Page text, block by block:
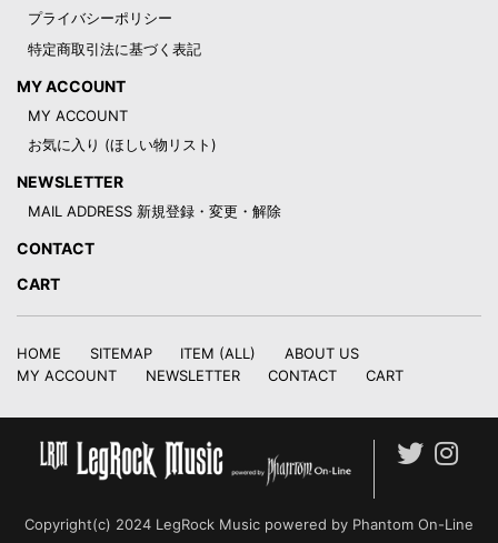
プライバシーポリシー
特定商取引法に基づく表記
MY ACCOUNT
MY ACCOUNT
お気に入り (ほしい物リスト)
NEWSLETTER
MAIL ADDRESS 新規登録・変更・解除
CONTACT
CART
HOME SITEMAP ITEM (ALL)
ABOUT US
MY ACCOUNT
NEWSLETTER CONTACT CART
Copyright(c) 2024 LegRock Music powered by Phantom On-Line